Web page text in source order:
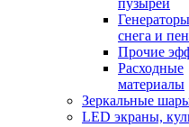
пузырей
Генераторы
снега и
Прочие
Расходные
материалы
Зеркальные
LED экраны,